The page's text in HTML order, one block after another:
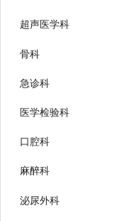
超声医学科
骨科
急诊科
医学检验科
口腔科
麻醉科
泌尿外科